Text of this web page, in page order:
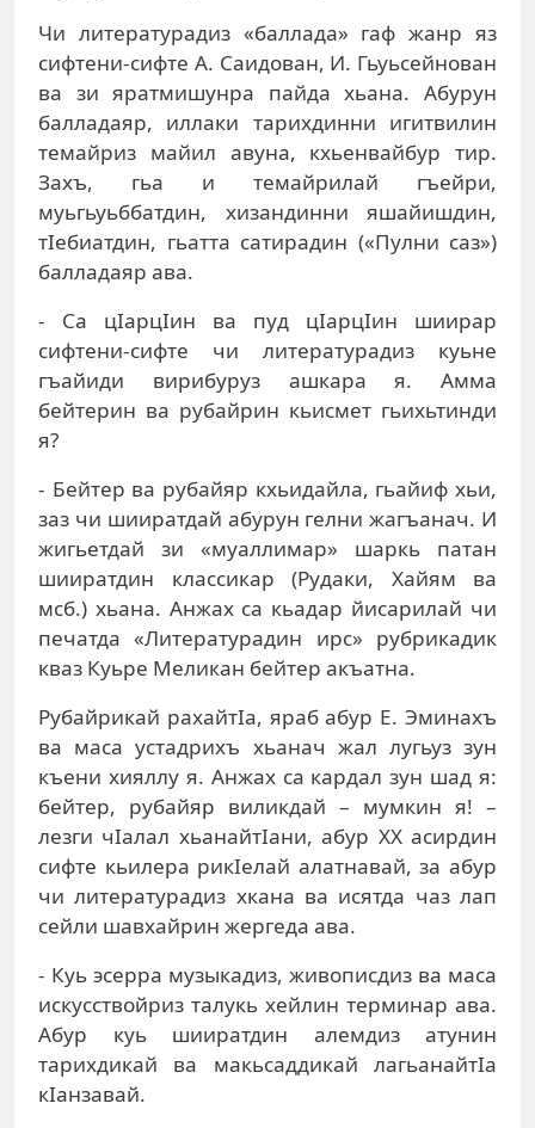
Чи литературадиз «баллада» гаф жанр яз
сифтени-сифте А. Саидован, И. Гьуьсейнован
ва зи яратмишунра пайда хьана. Абурун
балладаяр, иллаки тарихдинни игитвилин
темайриз майил авуна, кхьенвайбур тир.
Захъ, гьа и темайрилай гъейри,
муьгьуьббатдин, хизандинни яшайишдин,
тIебиатдин, гьатта сатирадин («Пулни саз»)
балладаяр ава.
- Са цIарцIин ва пуд цIарцIин шиирар
сифтени-сифте чи литературадиз куьне
гъайиди вирибуруз ашкара я. Амма
бейтерин ва рубайрин кьисмет гьихьтинди
я?
- Бейтер ва рубайяр кхьидайла, гьайиф хьи,
заз чи шииратдай абурун гелни жагъанач. И
жигьетдай зи «муаллимар» шаркь патан
шииратдин классикар (Рудаки, Хайям ва
мсб.) хьана. Анжах са кьадар йисарилай чи
печатда «Литературадин ирс» рубрикадик
кваз Куьре Меликан бейтер акъатна.
Рубайрикай рахайтIа, яраб абур Е. Эминахъ
ва маса устадрихъ хьанач жал лугьуз зун
къени хияллу я. Анжах са кардал зун шад я:
бейтер, рубайяр виликдай – мумкин я! –
лезги чIалал хьанайтIани, абур XX асирдин
сифте кьилера рикIелай алатнавай, за абур
чи литературадиз хкана ва исятда чаз лап
сейли шавхайрин жергеда ава.
- Куь эсерра музыкадиз, живописдиз ва маса
искусствойриз талукь хейлин терминар ава.
Абур куь шииратдин алемдиз атунин
тарихдикай ва макьсаддикай лагьанайтIа
кIанзавай.